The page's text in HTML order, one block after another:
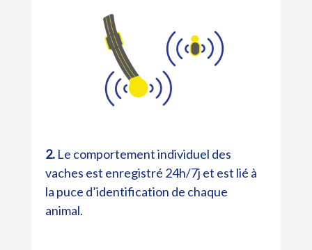
2. Le comportement individuel des
vaches est enregistré 24h/7j et est lié à
la puce d’identification de chaque
animal.